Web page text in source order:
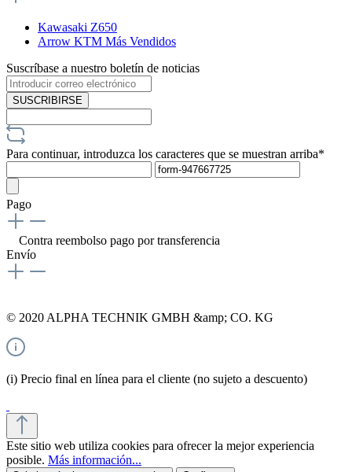
Kawasaki Z650
Arrow KTM Más Vendidos
Suscríbase a nuestro boletín de noticias
SUSCRIBIRSE
Para continuar, introduzca los caracteres que se muestran arriba*
Pago
Contra reembolso pago por transferencia
Envío
© 2020 ALPHA TECHNIK GMBH &amp; CO. KG
(i) Precio final en línea para el cliente (no sujeto a descuento)
Este sitio web utiliza cookies para ofrecer la mejor experiencia
posible. Más información...